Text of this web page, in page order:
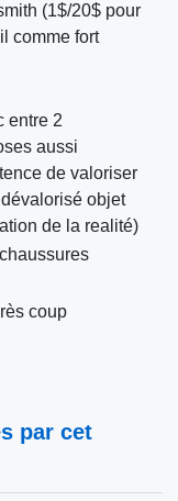
(1$/20$ pour
comme fort
entre 2
aussi
de valoriser
dévalorisé objet
de la realité)
coup
par cet